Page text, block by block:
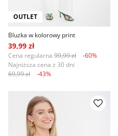
OUTLET
Bluzka w kolorowy print
39,99 zł
Cena regularna 99,99 zł
-60%
Najniższa cena z 30 dni
69,99 zł
-43%